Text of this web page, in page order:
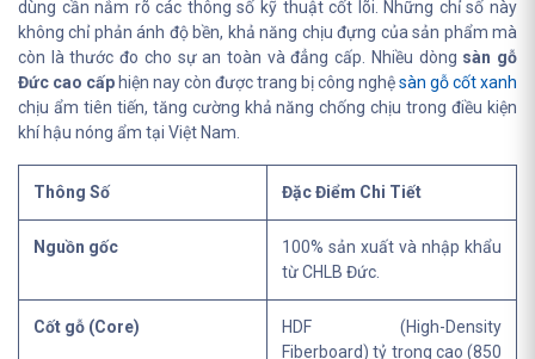
dùng cần nắm rõ các thông số kỹ thuật cốt lõi. Những chỉ số này
không chỉ phản ánh độ bền, khả năng chịu đựng của sản phẩm mà
còn là thước đo cho sự an toàn và đẳng cấp. Nhiều dòng sàn gỗ
Đức cao cấp hiện nay còn được trang bị công nghệsàn gỗ cốt xanh
chịu ẩm tiên tiến, tăng cường khả năng chống chịu trong điều kiện
khí hậu nóng ẩm tại Việt Nam.
Thông Số Đặc Điểm Chi Tiết
Nguồn gốc
100% sản xuất và nhập khẩu
từ CHLB Đức.
Cốt gỗ (Core)
HDF (High-Density
Fiberboard) tỷ trọng cao (850